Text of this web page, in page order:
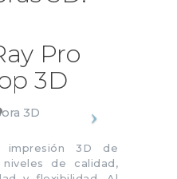
Pro
3D
3D
3D de
de calidad,